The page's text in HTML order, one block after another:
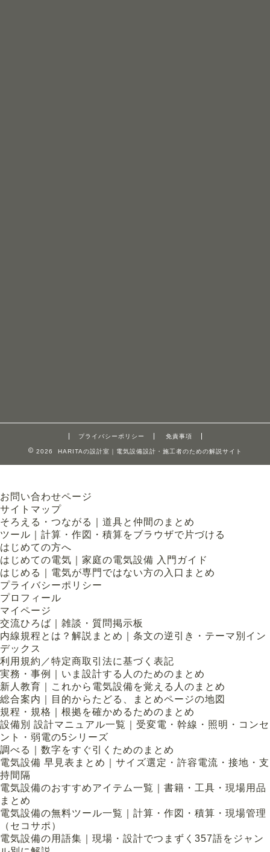
プライバシーポリシー 免責事項
2026 HARITAの設計室｜電気設備設計・施工者のための解説サイト
お問い合わせページ
サイトマップ
そろえる・つながる｜道具と仲間のまとめ
ツール｜計算・作図・積算をブラウザで片づける
はじめての方へ
はじめての電気｜家庭の電気設備 入門ガイド
はじめる｜電気が専門ではない方の入口まとめ
プライバシーポリシー
プロフィール
マイページ
交流ひろば｜雑談・質問掲示板
内線規程とは？解説まとめ｜条文の逆引き・テーマ別イン
デックス
利用規約／特定商取引法に基づく表記
実務・事例｜いま設計する人のためのまとめ
新人教育｜これから電気設備を覚える人のまとめ
総合案内｜目的からたどる、まとめページの地図
規程・規格｜根拠を確かめるためのまとめ
設備別 設計マニュアル一覧｜受変電・幹線・照明・コンセ
ント・弱電の5シリーズ
調べる｜数字をすぐ引くためのまとめ
電気設備 早見表まとめ｜サイズ選定・許容電流・接地・支
持間隔
電気設備のおすすめアイテム一覧｜書籍・工具・現場用品
まとめ
電気設備の無料ツール一覧｜計算・作図・積算・現場管理
（セコサポ）
電気設備の用語集｜現場・設計でつまずく357語をジャン